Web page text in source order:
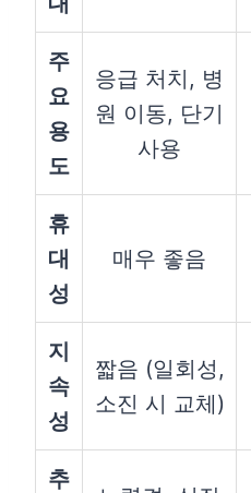
주
요
용
도
응급 처치, 병
원 이동, 단기
사용
휴
대
성
매우 좋음
지
속
성
짧음 (일회성,
소진 시 교체)
추